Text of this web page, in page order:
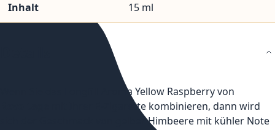
Inhalt 15 ml
Wenn Sie das Longfill Aroma Yellow Raspberry von
mit Ihrer E-Zigarette kombinieren, dann wird
sich der Geschmack von gelber Himbeere mit kühler Note